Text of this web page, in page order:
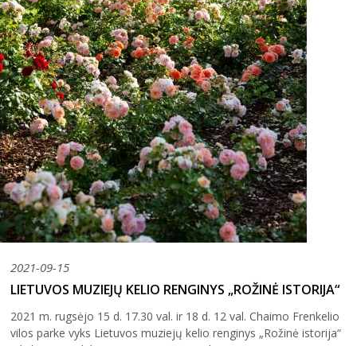
2021-09-15
LIETUVOS MUZIEJŲ KELIO RENGINYS „ROŽINĖ ISTORIJA“
2021 m. rugsėjo 15 d. 17.30 val. ir 18 d. 12 val. Chaimo Frenkelio
vilos parke vyks Lietuvos muziejų kelio renginys „Rožinė istorija“